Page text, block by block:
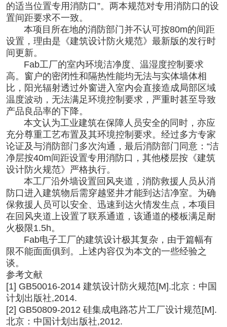
的适当位置专用消防口”。两本规范对专用消防口的设
置间距要求不一致。
本项目所在地的消防部门并不认可按80m的间距
设置，理由是《建筑设计防火规范》最新版的发行时
间更新。
Fab工厂的室内环境洁净度、温湿度控制要求
高。窗户的密闭性和隔热性能均无法与实体墙体相
比，阳光辐射透过外窗进入室内会直接造成局部区域
温度波动，无法满足环境控制要求，严重时甚至导致
产品良品率的下降。
本文认为工业建筑在保障人员安全的同时，亦应
充分尊重工艺布置及其环境控制要求。经过多方专家
论证及与消防部门多次沟通，最后消防部门同意：“洁
净层按40m间距设置专用消防口，其他楼层按《建筑
设计防火规范》严格执行。
本工厂沿外墙设置回风夹道，消防救援人员从消
防口进入建筑物后需穿越竖井才能到达洁净室。为确
保救援人员可以安全、迅速到达火情发生点，本项目
在回风夹道上设置了联系通道，该通道的楼板满足耐
火极限1.5h。
Fab电子工厂的建筑设计极其复杂，由于篇幅有
限不能面面俱到。上述内容仅为本文的一些经验之
谈。
参考文献
[1] GB50016-2014 建筑设计防火规范[M].北京：中国
计划出版社,2014.
[2] GB50809-2012 硅集成电路芯片工厂设计规范[M].
北京：中国计划出版社,2012.